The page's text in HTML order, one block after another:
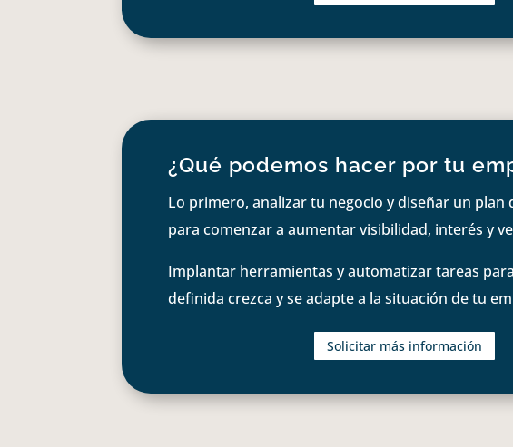
¿Qué podemos hacer por tu
Lo primero, analizar tu negocio y diseñar un
para comenzar a aumentar visibilidad, interés y
Implantar herramientas y automatizar tareas
definida crezca y se adapte a la situación de tu
Solicitar más información